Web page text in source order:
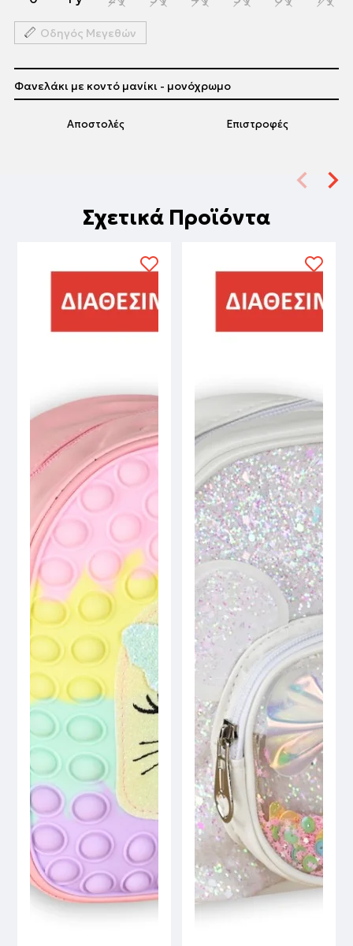
Οδηγός Μεγεθών
Αποστολές Επιστροφές
Φανελάκι με κοντό μανίκι - μονόχρωμο
Σχετικά Προϊόντα